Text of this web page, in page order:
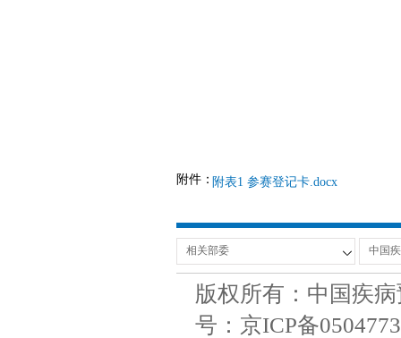
附件：附表1 参赛登记卡.docx
版权所有：中国疾
号：京ICP备